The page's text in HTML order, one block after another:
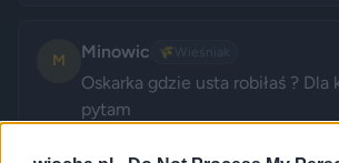
M Minowic 🌾
Oskarka gdzie usta robiłaś ? Dla
pytam